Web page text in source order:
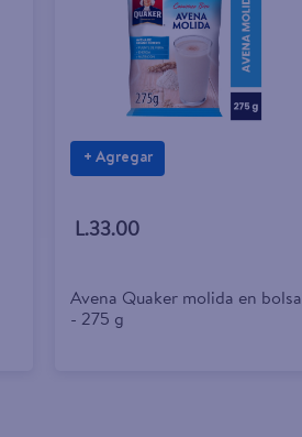
+ Agregar
L.33.00
Avena Quaker molida en bolsa
- 275 g